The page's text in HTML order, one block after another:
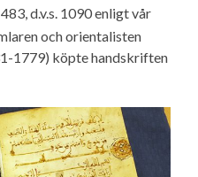
d.v.s. 1090 enligt vår
och orientalisten
1779) köpte handskriften